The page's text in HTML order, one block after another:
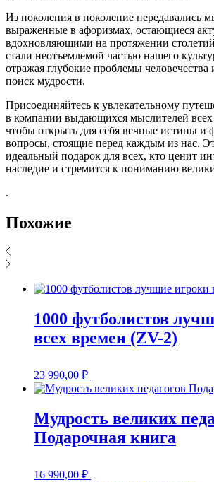
Из поколения в поколение передавались
выраженные в афоризмах, остающиеся
вдохновляющими на протяжении
стали неотъемлемой частью нашего
отражая глубокие проблемы
поиск мудрости.
Присоединяйтесь к увлекательному
в компании выдающихся мыслителей
чтобы открыть для себя вечные истины и
вопросы, стоящие перед каждым из нас.
идеальный подарок для всех, кто ценит
наследие и стремится к пониманию
.
Похожие
1000 футболистов
всех времен (ZV-2)
23 990,00 ₽
Мудрость великих
Подарочная книга
16 990,00 ₽